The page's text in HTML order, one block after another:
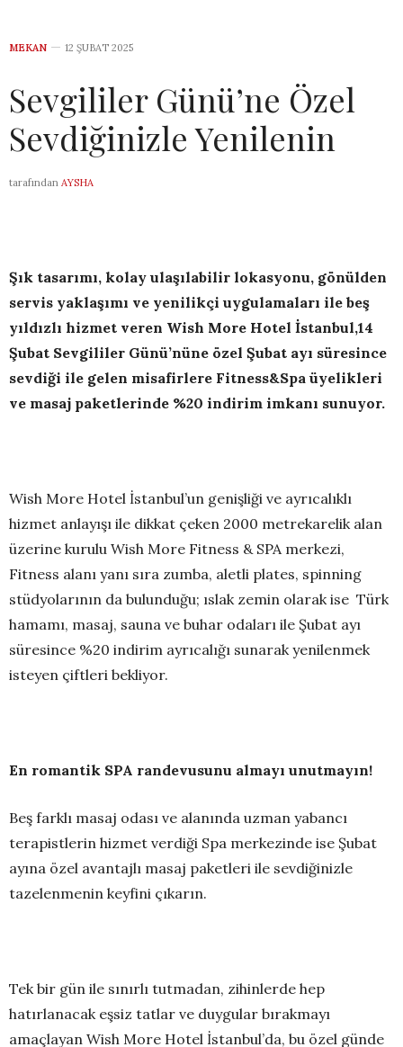
MEKAN 12 ŞUBAT 2025
Sevgililer Günü’ne Özel
Sevdiğinizle Yenilenin
tarafından AYSHA
Şık tasarımı, kolay ulaşılabilir lokasyonu, gönülden
servis yaklaşımı ve yenilikçi uygulamaları ile beş
yıldızlı hizmet veren Wish More Hotel İstanbul,14
Şubat Sevgililer Günü’nüne özel Şubat ayı süresince
sevdiği ile gelen misafirlere Fitness&Spa üyelikleri
ve masaj paketlerinde %20 indirim imkanı sunuyor.
Wish More Hotel İstanbul’un genişliği ve ayrıcalıklı
hizmet anlayışı ile dikkat çeken 2000 metrekarelik alan
üzerine kurulu Wish More Fitness & SPA merkezi,
Fitness alanı yanı sıra zumba, aletli plates, spinning
stüdyolarının da bulunduğu; ıslak zemin olarak ise Türk
hamamı, masaj, sauna ve buhar odaları ile Şubat ayı
süresince %20 indirim ayrıcalığı sunarak yenilenmek
isteyen çiftleri bekliyor.
En romantik SPA randevusunu almayı unutmayın!
Beş farklı masaj odası ve alanında uzman yabancı
terapistlerin hizmet verdiği Spa merkezinde ise Şubat
ayına özel avantajlı masaj paketleri ile sevdiğinizle
tazelenmenin keyfini çıkarın.
Tek bir gün ile sınırlı tutmadan, zihinlerde hep
hatırlanacak eşsiz tatlar ve duygular bırakmayı
amaçlayan Wish More Hotel İstanbul’da, bu özel günde